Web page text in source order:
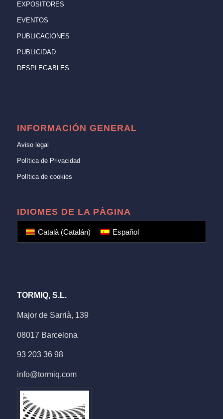
EXPOSITORES
EVENTOS
PUBLICACIONES
PUBLICIDAD
DESPLEGABLES
INFORMACIÓN GENERAL
Aviso legal
Política de Privacidad
Política de cookies
IDIOMES DE LA PÀGINA
Català(Catalán) Español
TORMIQ, S.L.
Major de Sarrià, 139
08017 Barcelona
93 203 36 98
info@tormiq.com